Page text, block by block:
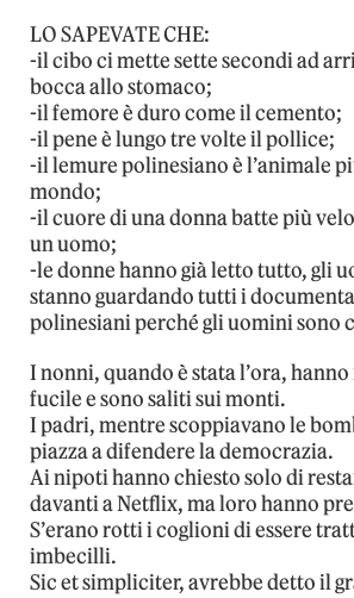
LO SAPEVATE CHE:
-il cibo ci mette sette secondi ad
bocca allo stomaco;
-il femore è duro come il cemento;
-il pene è lungo tre volte il pollice;
-il lemure polinesiano è l’animale
mondo;
-il cuore di una donna batte più
un uomo;
-le donne hanno già letto tutto, gli
stanno guardando tutti i
polinesiani perché gli uomini sono
I nonni, quando è stata l’ora,
fucile e sono saliti sui monti.
I padri, mentre scoppiavano le
piazza a difendere la democrazia.
Ai nipoti hanno chiesto solo di
davanti a Netflix, ma loro hanno
S’erano rotti i coglioni di essere
imbecilli.
Sic et simpliciter, avrebbe detto il